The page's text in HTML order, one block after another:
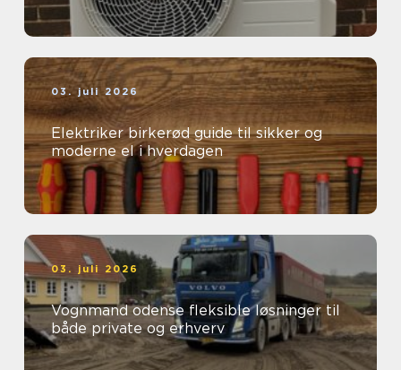
03. juli 2026
Elektriker birkerød guide til sikker og
moderne el i hverdagen
03. juli 2026
Vognmand odense fleksible løsninger til
både private og erhverv